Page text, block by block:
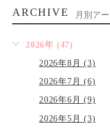
ARCHIVE 月別ア
2026年 (47)
2026年8月 (3)
2026年7月 (6)
2026年6月 (9)
2026年5月 (3)